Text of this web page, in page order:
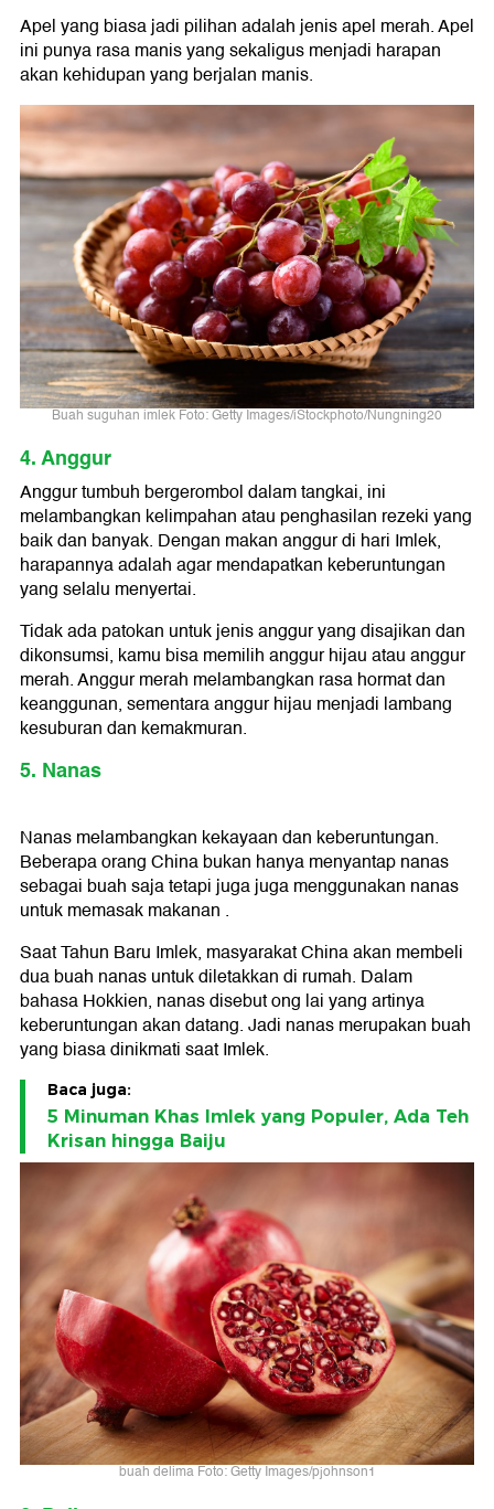
Apel yang biasa jadi pilihan adalah jenis apel merah. Apel
ini punya rasa manis yang sekaligus menjadi harapan
akan kehidupan yang berjalan manis.
Buah suguhan imlek Foto: Getty Images/iStockphoto/Nungning20
4. Anggur
Anggur tumbuh bergerombol dalam tangkai, ini
melambangkan kelimpahan atau penghasilan rezeki yang
baik dan banyak. Dengan makan anggur di hari Imlek,
harapannya adalah agar mendapatkan keberuntungan
yang selalu menyertai.
Tidak ada patokan untuk jenis anggur yang disajikan dan
dikonsumsi, kamu bisa memilih anggur hijau atau anggur
merah. Anggur merah melambangkan rasa hormat dan
keanggunan, sementara anggur hijau menjadi lambang
kesuburan dan kemakmuran.
5. Nanas
Nanas melambangkan kekayaan dan keberuntungan.
Beberapa orang China bukan hanya menyantap nanas
sebagai buah saja tetapi juga juga menggunakan nanas
untuk memasak makanan .
Saat Tahun Baru Imlek, masyarakat China akan membeli
dua buah nanas untuk diletakkan di rumah. Dalam
bahasa Hokkien, nanas disebut ong lai yang artinya
keberuntungan akan datang. Jadi nanas merupakan buah
yang biasa dinikmati saat Imlek.
Baca juga:
5 Minuman Khas Imlek yang Populer, Ada Teh
Krisan hingga Baiju
buah delima Foto: Getty Images/pjohnson1